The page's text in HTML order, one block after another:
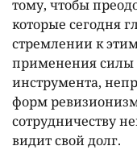
тому, чтобы
которые сегодня
стремлении к
применения силы
инструмента,
форм
сотрудничеству
видит свой долг.